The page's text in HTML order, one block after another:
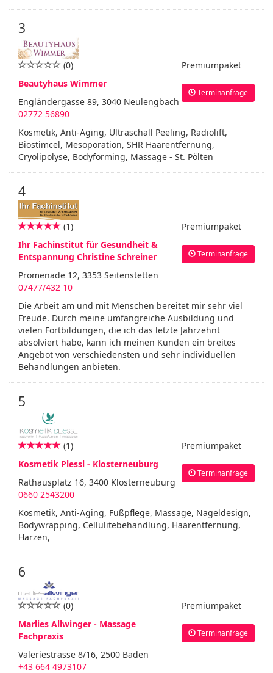
3
Premiumpaket
Terminanfrage
(0)
Beautyhaus Wimmer
Engländergasse 89, 3040 Neulengbach
02772 56890
Kosmetik, Anti-Aging, Ultraschall Peeling, Radiolift,
Biostimcel, Mesoporation, SHR Haarentfernung,
Cryolipolyse, Bodyforming, Massage - St. Pölten
4
Premiumpaket
Terminanfrage
(1)
Ihr Fachinstitut für Gesundheit &
Entspannung Christine Schreiner
Promenade 12, 3353 Seitenstetten
07477/432 10
Die Arbeit am und mit Menschen bereitet mir sehr viel
Freude. Durch meine umfangreiche Ausbildung und
vielen Fortbildungen, die ich das letzte Jahrzehnt
absolviert habe, kann ich meinen Kunden ein breites
Angebot von verschiedensten und sehr individuellen
Behandlungen anbieten.
5
Premiumpaket
Terminanfrage
(1)
Kosmetik Plessl - Klosterneuburg
Rathausplatz 16, 3400 Klosterneuburg
0660 2543200
Kosmetik, Anti-Aging, Fußpflege, Massage, Nageldesign,
Bodywrapping, Cellulitebehandlung, Haarentfernung,
Harzen,
6
Premiumpaket
Terminanfrage
(0)
Marlies Allwinger - Massage
Fachpraxis
Valeriestrasse 8/16, 2500 Baden
+43 664 4973107